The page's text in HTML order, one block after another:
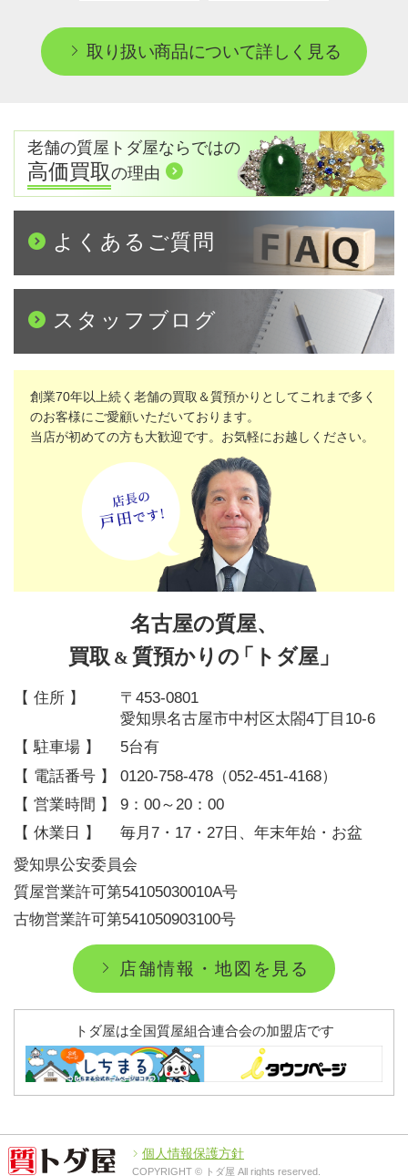
取り扱い商品について詳しく見る
老舗の質屋トダ屋ならではの
高価買取の理由
よくあるご質問
スタッフブログ
創業70年以上続く老舗の買取＆質預かりとしてこれまで多く
のお客様にご愛顧いただいております。
当店が初めての方も大歓迎です。お気軽にお越しください。
名古屋の質屋、
買取 & 質預かりの「トダ屋」
【 住所 】
〒453-0801
愛知県名古屋市中村区太閤4丁目10-6
【 駐車場 】
5台有
【 電話番号 】
0120-758-478（052-451-4168）
【 営業時間 】
9：00～20：00
【 休業日 】
毎月7・17・27日、年末年始・お盆
愛知県公安委員会
質屋営業許可第54105030010A号
古物営業許可第541050903100号
店舗情報・地図を見る
トダ屋は全国質屋組合連合会の加盟店です
個人情報保護方針
COPYRIGHT © トダ屋 All rights reserved.